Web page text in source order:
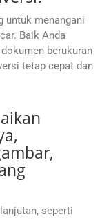
untuk menangani
Baik Anda
berukuran
tetap cepat dan
seperti